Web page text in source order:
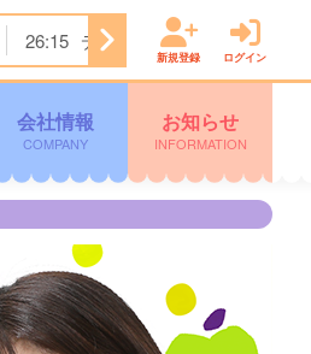
26:15 ディノスＴＨＥストア
新規登録 ログイン
会社情報
COMPANY
お知らせ
INFORMATION